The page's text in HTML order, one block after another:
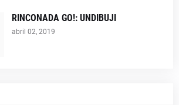
RINCONADA GO!: UNDIBUJI
abril 02, 2019